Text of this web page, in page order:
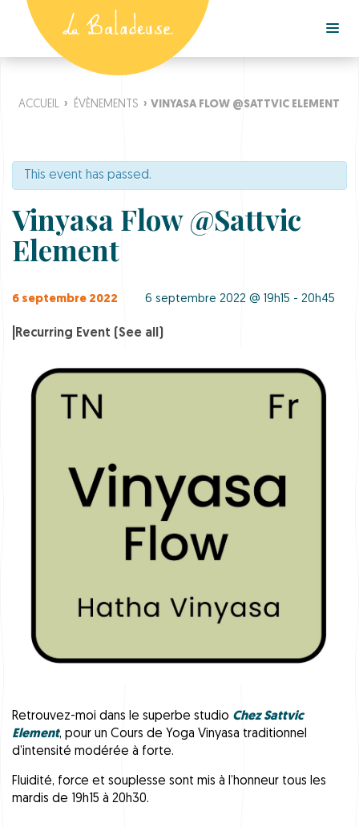
ACCUEIL › ÉVÈNEMENTS › VINYASA FLOW @SATTVIC ELEMENT
This event has passed.
Vinyasa Flow @Sattvic
Element
6 septembre 2022 6 septembre 2022 @ 19h15 - 20h45
Recurring Event (See all)
Retrouvez-moi dans le superbe studio Chez Sattvic
Element, pour un Cours de Yoga Vinyasa traditionnel
d’intensité modérée à forte.
Fluidité, force et souplesse sont mis à l’honneur tous les
mardis de 19h15 à 20h30.